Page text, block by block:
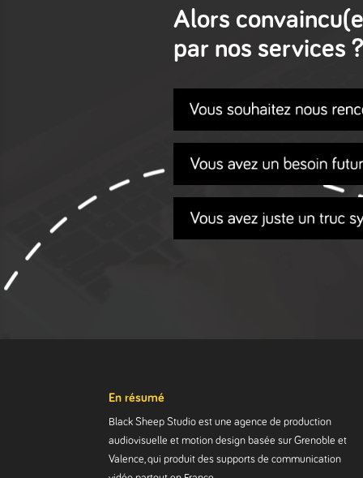
Alors
par nos services
En résumé
Black Sheep Studio est une agence de production
audiovisuelle et motion design basée sur Grenoble et
Valence, qui produit des supports de communication